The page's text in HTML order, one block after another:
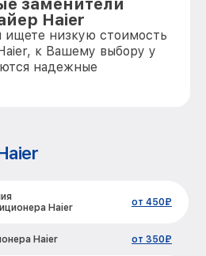
заменители
Haier
ищете низкую стоимость
к Вашему выбору у
надежные
Haier
от 450₽
Haier от 350₽